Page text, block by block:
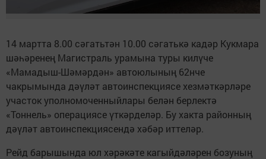
14 мартта 8.00 сәгатьтән 10.00 сәгатькә кадәр Кукмара
шәһәренең Магистраль урамына туры килүче
«Мамадыш-Шәмәрдән» автоюлының 62нче
чакрымында дәүләт автоинспекциясе хезмәткәрләре
участок уполномоченныйлары белән берлектә
«Тоннель» операциясе үткәрделәр. Бу хакта районның
дәүләт автоинспекциясендә хәбәр иттеләр.
Рейд барышында юл хәрәкәте кагыйдәләрен бозуның